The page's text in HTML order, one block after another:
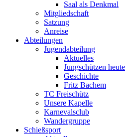
Saal als Denkmal
Mitgliedschaft
Satzung
Anreise
Abteilungen
Jugendabteilung
Aktuelles
Jungschützen heute
Geschichte
Fritz Bachem
TC Freischütz
Unsere Kapelle
Karnevalsclub
Wandergruppe
Schießsport